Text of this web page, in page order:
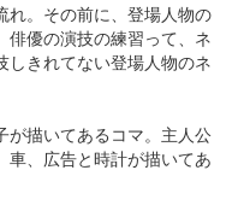
れ。その前に、登場人物の
俳優の演技の練習って、ネ
しきれてない登場人物のネ
が描いてあるコマ。主人公
車、広告と時計が描いてあ